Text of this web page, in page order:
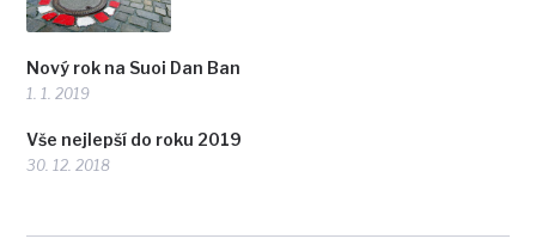
Nový rok na Suoi Dan Ban
1. 1. 2019
Vše nejlepší do roku 2019
30. 12. 2018